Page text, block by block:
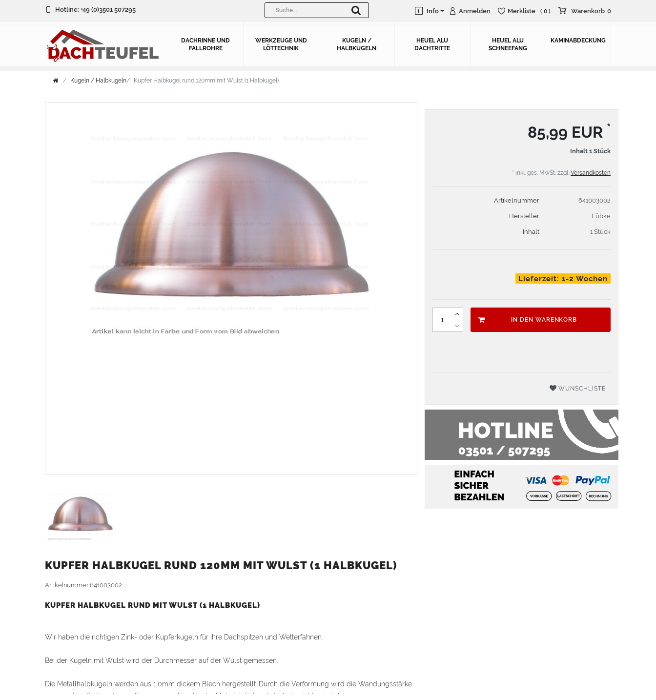
Hotline: +49 (0)3501 507295 Info Anmelden Merkliste ( 0 ) Warenkorb 0
DACHRINNE UND
FALLROHRE
WERKZEUGE UND
LÖTTECHNIK
KUGELN /
HALBKUGELN
HEUEL ALU
DACHTRITTE
HEUEL ALU
SCHNEEFANG
KAMINABDECKUNG
Kugeln / Halbkugeln Kupfer Halbkugel rund 120mm mit Wulst (1 Halbkugel)
85,99 EUR *
Inhalt 1 Stück
* inkl. ges. MwSt. zzgl. Versandkosten
Artikelnummer 641003002
Hersteller Lübke
Inhalt 1 Stück
Lieferzeit: 1-2 Wochen
IN DEN WARENKORB
WUNSCHLISTE
KUPFER HALBKUGEL RUND 120MM MIT WULST (1 HALBKUGEL)
Artikelnummer641003002
KUPFER HALBKUGEL RUND MIT WULST (1 HALBKUGEL)
Wir haben die richtigen Zink- oder Kupferkugeln für ihre Dachspitzen und Wetterfahnen.
Bei der Kugeln mit Wulst wird der Durchmesser auf der Wulst gemessen.
Die Metallhalbkugeln werden aus 1,0mm dickem Blech hergestellt. Durch die Verformung wird die Wandungsstärke
an manchen Stellen dünner. Eine genaue Angabe der Materialstärke ist deshalb nicht möglich.